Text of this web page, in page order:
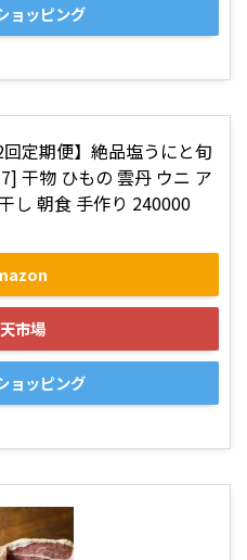
ョッピング
回定期便】絶品塩うにと旬
干物 ひもの 雲丹 ウニ ア
し 朝食 手作り 240000
市場
ョッピング